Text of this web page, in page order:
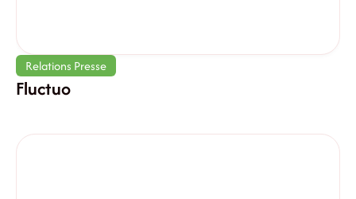
Relations Presse
Fluctuo